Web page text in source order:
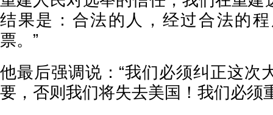
结果是：合法的人，经过合法的
票。”
他最后强调说：“我们必须纠正这次
要，否则我们将失去美国！我们必须